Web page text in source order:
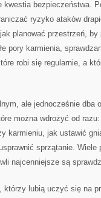
bezpieczeństwa.
ryzyko ataków
planować przestrzeń, by
pory karmienia,
robi się regularnie, a
ale jednocześnie dba
można wdrożyć od
karmieniu, jak ustawić
sprzątanie. Wiele
najcenniejsze są
lubią uczyć się na